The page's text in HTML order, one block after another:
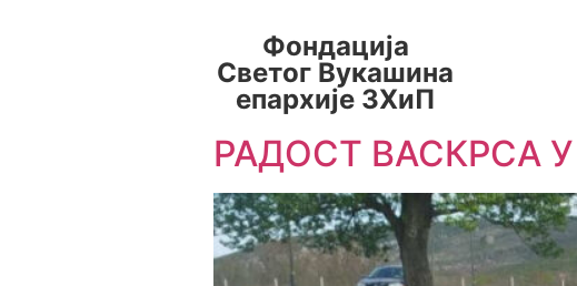
Фондација
Светог Вукашина
епархије ЗХиП
РАДОСТ ВАСКРСА